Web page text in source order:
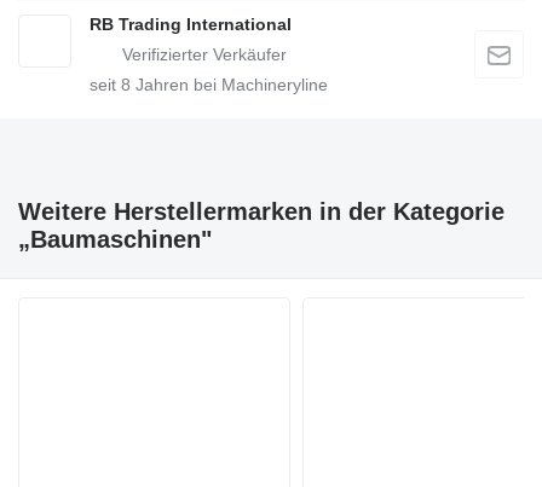
RB Trading International
seit 8 Jahren bei Machineryline
Weitere Herstellermarken in der Kategorie
„Baumaschinen"